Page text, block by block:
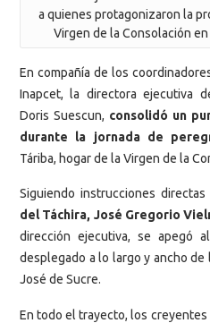
a quienes protagonizaron la
Virgen de la Consolación
En compañía de los
Inapcet, la directora ejecutiva
Doris Suescun, consolidó un
durante la jornada de
Táriba, hogar de la Virgen de la
Siguiendo instrucciones directas
del Táchira, José Gregorio
dirección ejecutiva, se apegó
desplegado a lo largo y ancho
José de Sucre.
En todo el trayecto, los